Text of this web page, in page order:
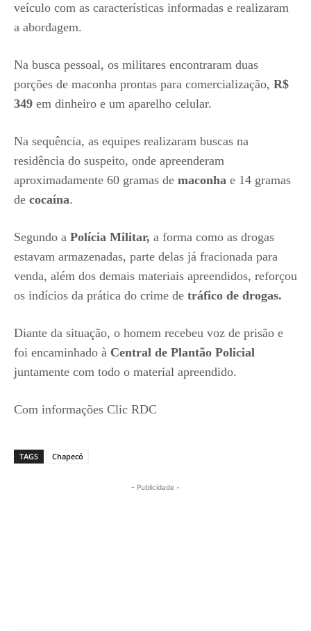
veículo com as características informadas e realizaram
a abordagem.
Na busca pessoal, os militares encontraram duas
porções de maconha prontas para comercialização, R$
349 em dinheiro e um aparelho celular.
Na sequência, as equipes realizaram buscas na
residência do suspeito, onde apreenderam
aproximadamente 60 gramas de maconha e 14 gramas
de cocaína.
Segundo a Polícia Militar, a forma como as drogas
estavam armazenadas, parte delas já fracionada para
venda, além dos demais materiais apreendidos, reforçou
os indícios da prática do crime de tráfico de drogas.
Diante da situação, o homem recebeu voz de prisão e
foi encaminhado à Central de Plantão Policial
juntamente com todo o material apreendido.
Com informações Clic RDC
TAGS Chapecó
- Publicidade -